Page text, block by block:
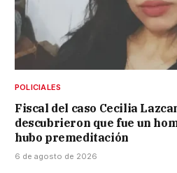
POLICIALES
Fiscal del caso Cecilia
descubrieron que fue un
hubo premeditación
6 de agosto de 2026